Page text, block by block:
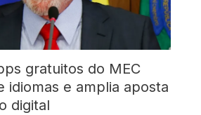
gratuitos do MEC
idiomas e amplia aposta
digital